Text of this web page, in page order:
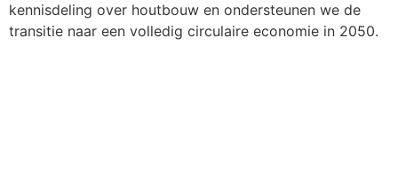
kennisdeling over houtbouw en ondersteunen we de
transitie naar een volledig circulaire economie in 2050.